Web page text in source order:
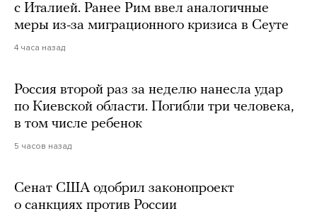
с Италией. Ранее Рим ввел аналогичные
меры из-за миграционного кризиса в Сеуте
4 часа назад
Россия второй раз за неделю нанесла удар
по Киевской области. Погибли три человека,
в том числе ребенок
5 часов назад
Сенат США одобрил законопроект
о санкциях против России